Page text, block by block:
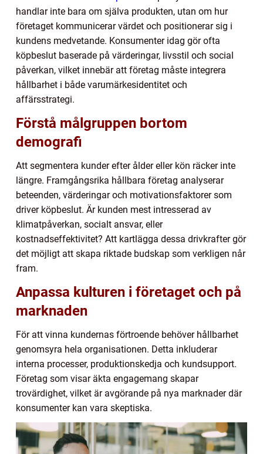
handlar inte bara om själva produkten, utan om hur
företaget kommunicerar värdet och positionerar sig i
kundens medvetande. Konsumenter idag gör ofta
köpbeslut baserade på värderingar, livsstil och social
påverkan, vilket innebär att företag måste integrera
hållbarhet i både varumärkesidentitet och
affärsstrategi.
Förstå målgruppen bortom
demografi
Att segmentera kunder efter ålder eller kön räcker inte
längre. Framgångsrika hållbara företag analyserar
beteenden, värderingar och motivationsfaktorer som
driver köpbeslut. Är kunden mest intresserad av
klimatpåverkan, socialt ansvar, eller
kostnadseffektivitet? Att kartlägga dessa drivkrafter gör
det möjligt att skapa riktade budskap som verkligen når
fram.
Anpassa kulturen i företaget och på
marknaden
För att vinna kundernas förtroende behöver hållbarhet
genomsyra hela organisationen. Detta inkluderar
interna processer, produktionskedja och kundsupport.
Företag som visar äkta engagemang skapar
trovärdighet, vilket är avgörande på nya marknader där
konsumenter kan vara skeptiska.